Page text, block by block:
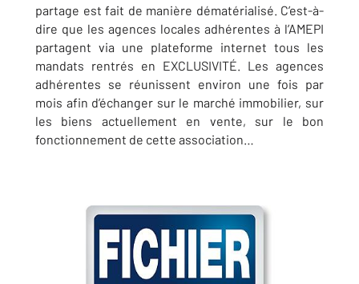
partage est fait de manière dématérialisé. C’est-à-
dire que les agences locales adhérentes à l’AMEPI
partagent via une plateforme internet tous les
mandats rentrés en EXCLUSIVITÉ. Les agences
adhérentes se réunissent environ une fois par
mois afin d’échanger sur le marché immobilier, sur
les biens actuellement en vente, sur le bon
fonctionnement de cette association…